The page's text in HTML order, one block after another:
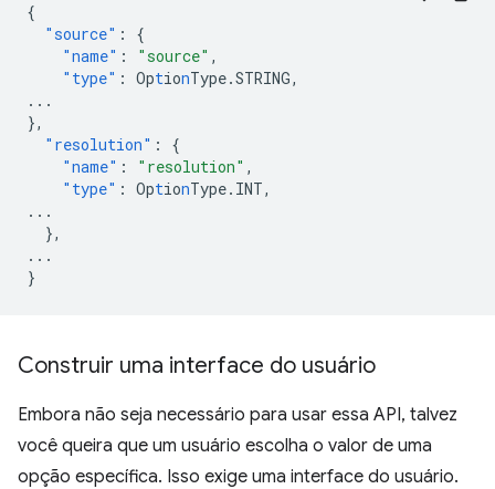
{
"source" :
{
"name" : "source" ,
"type" : OptionType.STRING,
...
},
"resolution" :
{
"name" : "resolution" ,
"type" : OptionType.INT,
...
},
...
}
Construir uma interface do usuário
Embora não seja necessário para usar essa API, talvez
você queira que um usuário escolha o valor de uma
opção específica. Isso exige uma interface do usuário.